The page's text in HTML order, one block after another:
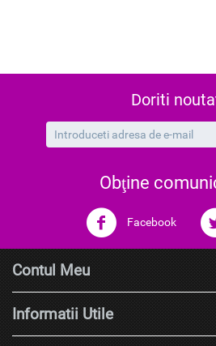
Doriti
Obţine
Facebook
Contul Meu
Informatii Utile